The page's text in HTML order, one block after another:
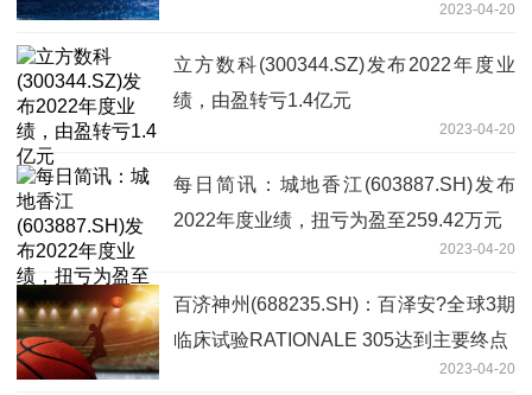
2023-04-20
立方数科(300344.SZ)发布2022年度业
绩，由盈转亏1.4亿元
2023-04-20
每日简讯：城地香江(603887.SH)发布
2022年度业绩，扭亏为盈至259.42万元
2023-04-20
百济神州(688235.SH)：百泽安?全球3期
临床试验RATIONALE 305达到主要终点
2023-04-20